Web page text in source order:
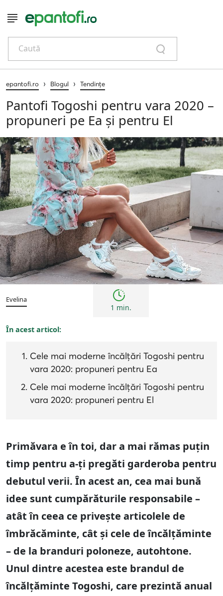
Caută
epantofi.ro › Blogul › Tendințe
Pantofi Togoshi pentru vara 2020 –
propuneri pe Ea și pentru El
Tendințe
Evelina
1 min.
În acest articol:
Cele mai moderne încălțări Togoshi pentru
vara 2020: propuneri pentru Ea
Cele mai moderne încălțări Togoshi pentru
vara 2020: propuneri pentru El
Primăvara e în toi, dar a mai rămas puțin
timp pentru a-ți pregăti garderoba pentru
debutul verii. În acest an, cea mai bună
idee sunt cumpărăturile responsabile –
atât în ceea ce privește articolele de ​​
îmbrăcăminte, cât și cele de încălțăminte
– de la branduri poloneze, autohtone.
Unul dintre acestea este brandul de
încălțăminte Togoshi, care prezintă anual